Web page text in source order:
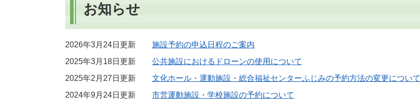
お知らせ
2026年3月24日更新
施設予約の申込日程のご案内
2025年3月18日更新
公共施設におけるドローンの使用について
2025年2月27日更新
文化ホール・運動施設・総合福祉センターふじみの予約方法の変更について
2024年9月24日更新
市営運動施設・学校施設の予約について